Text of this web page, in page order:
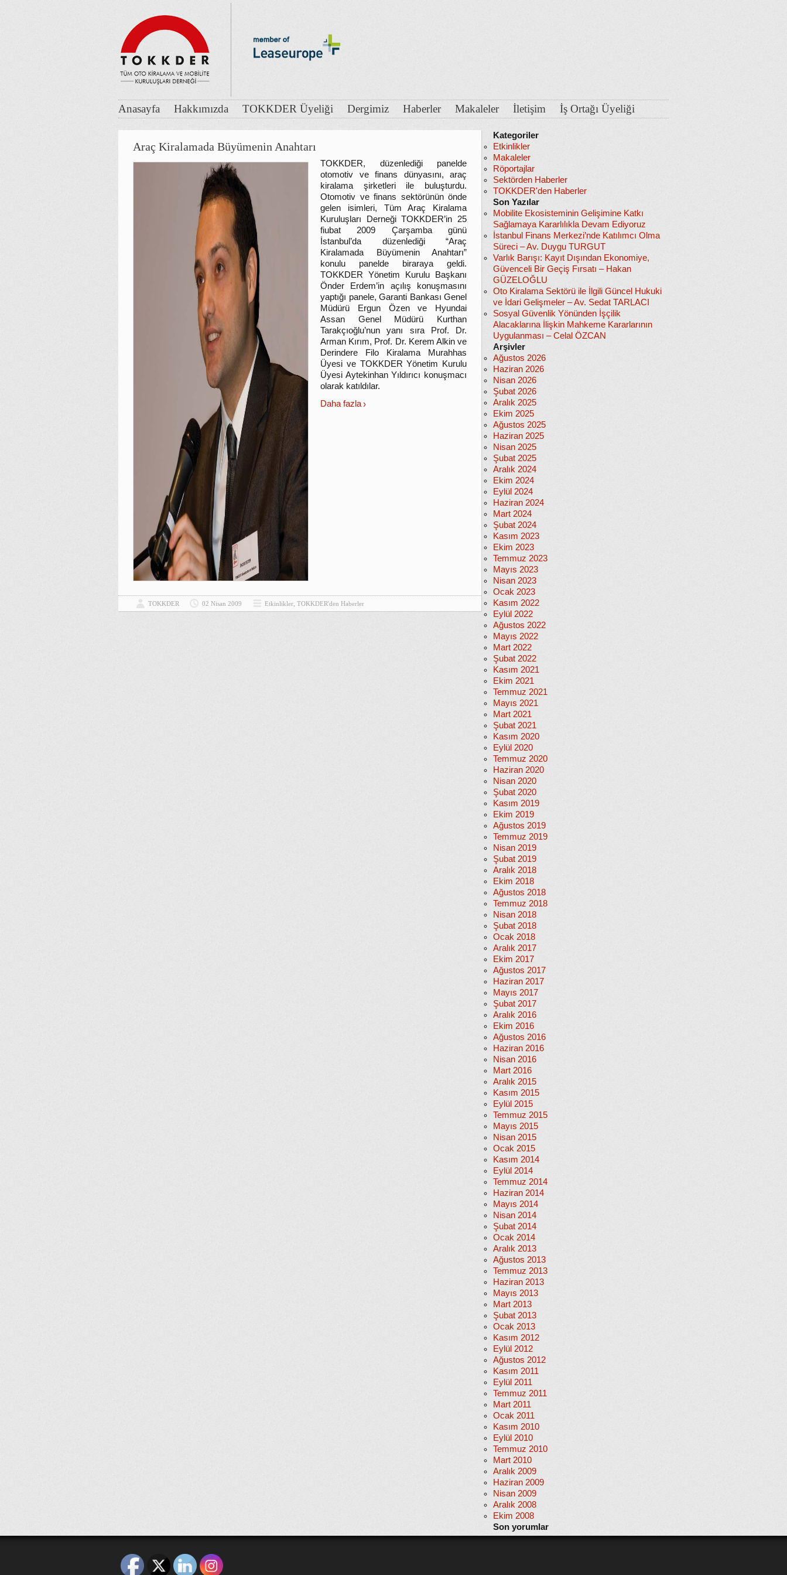
Anasayfa Hakkımızda TOKKDER Üyeliği Dergimiz Haberler Makaleler İletişim İş Ortağı Üyeliği
Araç Kiralamada Büyümenin Anahtarı
TOKKDER, düzenlediği panelde
otomotiv ve finans dünyasını, araç
kiralama şirketleri ile buluşturdu.
Otomotiv ve finans sektörünün önde
gelen isimleri, Tüm Araç Kiralama
Kuruluşları Derneği TOKKDER’in 25
fiubat 2009 Çarşamba günü
İstanbul’da düzenlediği “Araç
Kiralamada Büyümenin Anahtarı”
konulu panelde biraraya geldi.
TOKKDER Yönetim Kurulu Başkanı
Önder Erdem’in açılış konuşmasını
yaptığı panele, Garanti Bankası Genel
Müdürü Ergun Özen ve Hyundai
Assan Genel Müdürü Kurthan
Tarakçıoğlu’nun yanı sıra Prof. Dr.
Arman Kırım, Prof. Dr. Kerem Alkin ve
Derindere Filo Kiralama Murahhas
Üyesi ve TOKKDER Yönetim Kurulu
Üyesi Aytekinhan Yıldırıcı konuşmacı
olarak katıldılar.
Daha fazla
TOKKDER 02 Nisan 2009 Etkinlikler TOKKDER'den Haberler
Kategoriler
Etkinlikler
Makaleler
Röportajlar
Sektörden Haberler
TOKKDER'den Haberler
Son Yazılar
Mobilite Ekosisteminin Gelişimine Katkı
Sağlamaya Kararlılıkla Devam Ediyoruz
İstanbul Finans Merkezi’nde Katılımcı Olma
Süreci – Av. Duygu TURGUT
Varlık Barışı: Kayıt Dışından Ekonomiye,
Güvenceli Bir Geçiş Fırsatı – Hakan
GÜZELOĞLU
Oto Kiralama Sektörü ile İlgili Güncel Hukuki
ve İdari Gelişmeler – Av. Sedat TARLACI
Sosyal Güvenlik Yönünden İşçilik
Alacaklarına İlişkin Mahkeme Kararlarının
Uygulanması – Celal ÖZCAN
Arşivler
Ağustos 2026
Haziran 2026
Nisan 2026
Şubat 2026
Aralık 2025
Ekim 2025
Ağustos 2025
Haziran 2025
Nisan 2025
Şubat 2025
Aralık 2024
Ekim 2024
Eylül 2024
Haziran 2024
Mart 2024
Şubat 2024
Kasım 2023
Ekim 2023
Temmuz 2023
Mayıs 2023
Nisan 2023
Ocak 2023
Kasım 2022
Eylül 2022
Ağustos 2022
Mayıs 2022
Mart 2022
Şubat 2022
Kasım 2021
Ekim 2021
Temmuz 2021
Mayıs 2021
Mart 2021
Şubat 2021
Kasım 2020
Eylül 2020
Temmuz 2020
Haziran 2020
Nisan 2020
Şubat 2020
Kasım 2019
Ekim 2019
Ağustos 2019
Temmuz 2019
Nisan 2019
Şubat 2019
Aralık 2018
Ekim 2018
Ağustos 2018
Temmuz 2018
Nisan 2018
Şubat 2018
Ocak 2018
Aralık 2017
Ekim 2017
Ağustos 2017
Haziran 2017
Mayıs 2017
Şubat 2017
Aralık 2016
Ekim 2016
Ağustos 2016
Haziran 2016
Nisan 2016
Mart 2016
Aralık 2015
Kasım 2015
Eylül 2015
Temmuz 2015
Mayıs 2015
Nisan 2015
Ocak 2015
Kasım 2014
Eylül 2014
Temmuz 2014
Haziran 2014
Mayıs 2014
Nisan 2014
Şubat 2014
Ocak 2014
Aralık 2013
Ağustos 2013
Temmuz 2013
Haziran 2013
Mayıs 2013
Mart 2013
Şubat 2013
Ocak 2013
Kasım 2012
Eylül 2012
Ağustos 2012
Kasım 2011
Eylül 2011
Temmuz 2011
Mart 2011
Ocak 2011
Kasım 2010
Eylül 2010
Temmuz 2010
Mart 2010
Aralık 2009
Haziran 2009
Nisan 2009
Aralık 2008
Ekim 2008
Son yorumlar